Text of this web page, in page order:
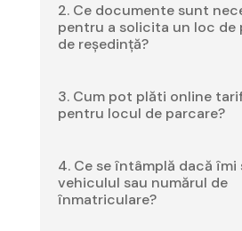
2. Ce documente sunt
pentru a solicita un loc de
de reședință?
3. Cum pot plăti online
pentru locul de parcare?
4. Ce se întâmplă dacă îmi
vehiculul sau numărul de
înmatriculare?